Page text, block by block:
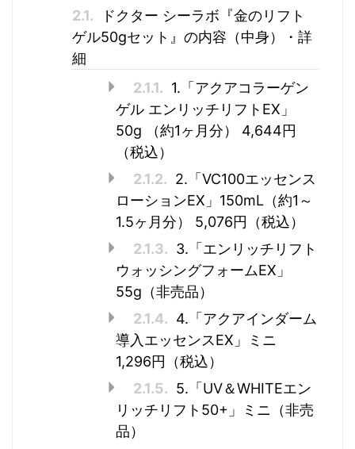
2.1.
ドクター シーラボ『金のリフト
ゲル50gセット』の内容（中身）・詳
細
2.1.1. 1.「アクアコラーゲン
ゲル エンリッチリフトEX」
50g （約1ヶ月分） 4,644円
（税込）
2.1.2. 2.「VC100エッセンス
ローションEX」150mL（約1～
1.5ヶ月分） 5,076円（税込）
2.1.3. 3.「エンリッチリフト
ウォッシングフォームEX」
55g（非売品）
2.1.4. 4.「アクアインダーム
導入エッセンスEX」ミニ
1,296円（税込）
2.1.5. 5.「UV＆WHITEエン
リッチリフト50+」ミニ（非売
品）